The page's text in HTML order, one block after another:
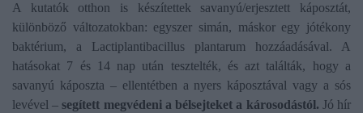
A kutatók otthon is készítettek savanyú/erjesztett káposztát,
különböző változatokban: egyszer simán, máskor egy jótékony
baktérium, a Lactiplantibacillus plantarum hozzáadásával. A
hatásokat 7 és 14 nap után tesztelték, és azt találták, hogy a
savanyú káposzta – ellentétben a nyers káposztával vagy a sós
levével –segített megvédeni a bélsejteket a károsodástól. Jó hír